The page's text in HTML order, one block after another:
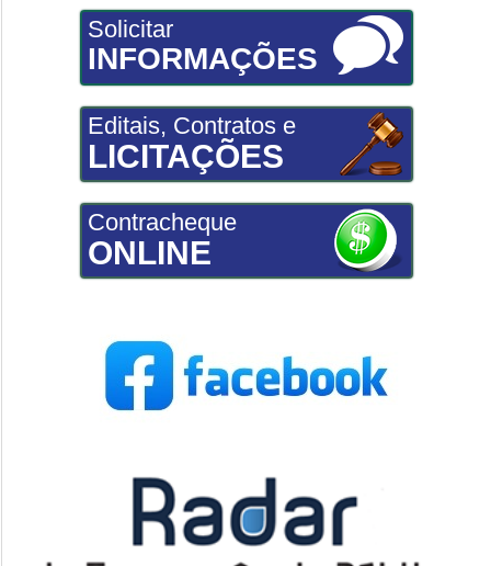
Solicitar
INFORMAÇÕES
Editais, Contratos e
LICITAÇÕES
Contracheque
ONLINE